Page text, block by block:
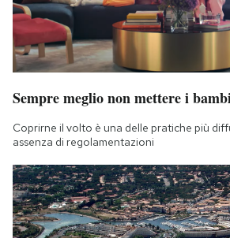
Sempre meglio non mettere i
Coprirne il volto è una delle pratiche più
assenza di regolamentazioni